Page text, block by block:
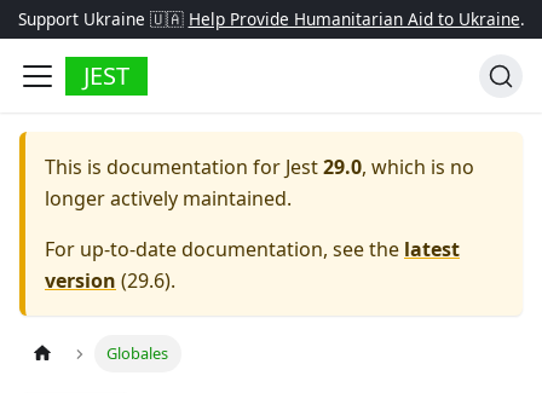
Support Ukraine 🇺🇦 Help Provide Humanitarian Aid to Ukraine.
JEST
This is documentation for Jest29.0, which is no
longer actively maintained.
For up-to-date documentation, see the latest
version (29.6).
Globales